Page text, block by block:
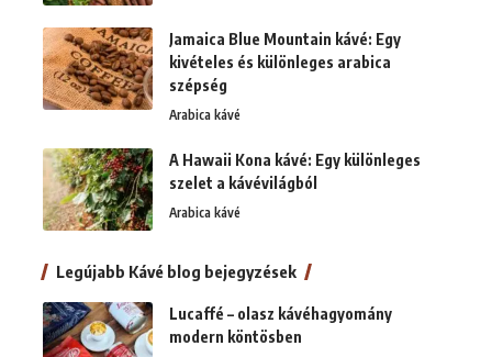
Jamaica Blue Mountain kávé: Egy
kivételes és különleges arabica
szépség
Arabica kávé
A Hawaii Kona kávé: Egy különleges
szelet a kávévilágból
Arabica kávé
Legújabb Kávé blog bejegyzések
Lucaffé – olasz kávéhagyomány
modern köntösben